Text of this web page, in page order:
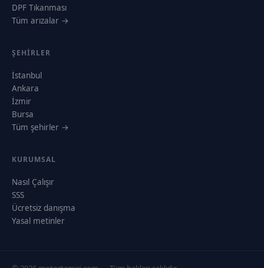
DPF Tıkanması
Tüm arızalar →
ŞEHIRLER
İstanbul
Ankara
İzmir
Bursa
Tüm şehirler →
KURUMSAL
Nasıl Çalışır
SSS
Ücretsiz danışma
Yasal metinler